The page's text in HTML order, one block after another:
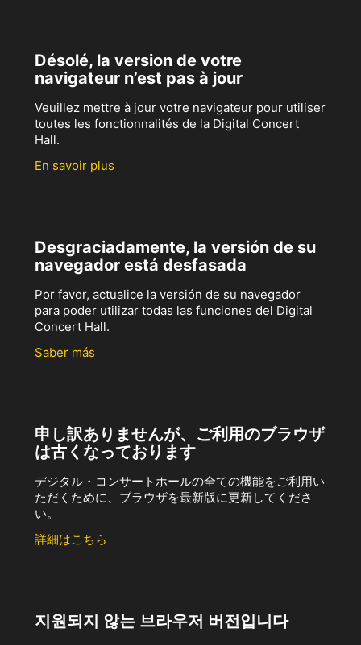
Désolé, la version de votre
navigateur n’est pas à jour
Veuillez mettre à jour votre navigateur pour utiliser
toutes les fonctionnalités de la Digital Concert
Hall.
En savoir plus
Desgraciadamente, la versión de su
navegador está desfasada
Por favor, actualice la versión de su navegador
para poder utilizar todas las funciones del Digital
Concert Hall.
Saber más
申し訳ありませんが、ご利用のブラウザ
は古くなっております
デジタル・コンサートホールの全ての機能をご利用い
ただくために、ブラウザを最新版に更新してくださ
い。
詳細はこちら
지원되지 않는 브라우저 버전입니다